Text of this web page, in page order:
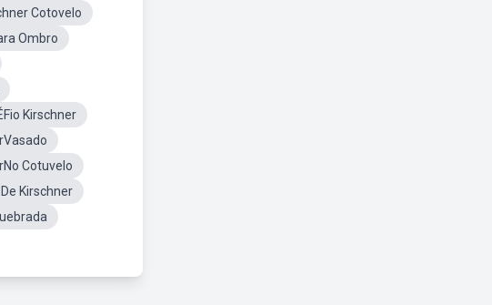
Cotovelo
Ombro
Kirschner
Cotuvelo
Kirschner